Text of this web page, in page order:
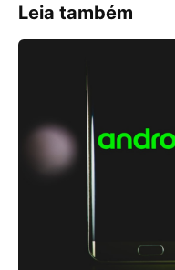
Leia também